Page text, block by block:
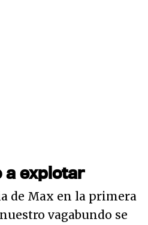
a explotar
de Max en la primera
vagabundo se